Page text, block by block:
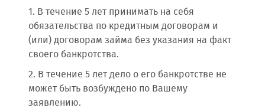
1. В течение 5 лет принимать на себя
обязательства по кредитным договорам и
(или) договорам займа без указания на факт
своего банкротства.
2. В течение 5 лет дело о его банкротстве не
может быть возбуждено по Вашему
заявлению.